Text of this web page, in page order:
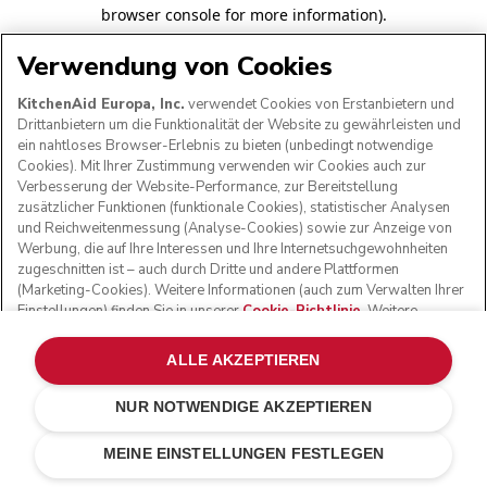
browser console for more information).
Verwendung von Cookies
KitchenAid Europa, Inc. verwendet Cookies von Erstanbietern und
Drittanbietern um die Funktionalität der Website zu gewährleisten und
ein nahtloses Browser-Erlebnis zu bieten (unbedingt notwendige
Cookies). Mit Ihrer Zustimmung verwenden wir Cookies auch zur
Verbesserung der Website-Performance, zur Bereitstellung
zusätzlicher Funktionen (funktionale Cookies), statistischer Analysen
und Reichweitenmessung (Analyse-Cookies) sowie zur Anzeige von
Werbung, die auf Ihre Interessen und Ihre Internetsuchgewohnheiten
zugeschnitten ist – auch durch Dritte und andere Plattformen
(Marketing-Cookies). Weitere Informationen (auch zum Verwalten Ihrer
Einstellungen) finden Sie in unserer Cookie-Richtlinie . Weitere
personenbezogenen Daten verarbeiten, finden Sie in unserer
Datenschutzerklärung
MEINE EINSTELLUNGEN FESTLEGEN
NUR NOTWENDIGE AKZEPTIEREN
ALLE AKZEPTIEREN